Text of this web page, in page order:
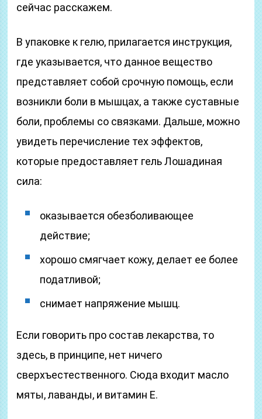
сейчас расскажем.
В упаковке к гелю, прилагается инструкция,
где указывается, что данное вещество
представляет собой срочную помощь, если
возникли боли в мышцах, а также суставные
боли, проблемы со связками. Дальше, можно
увидеть перечисление тех эффектов,
которые предоставляет гель Лошадиная
сила:
оказывается обезболивающее
действие;
хорошо смягчает кожу, делает ее более
податливой;
снимает напряжение мышц.
Если говорить про состав лекарства, то
здесь, в принципе, нет ничего
сверхъестественного. Сюда входит масло
мяты, лаванды, и витамин Е.